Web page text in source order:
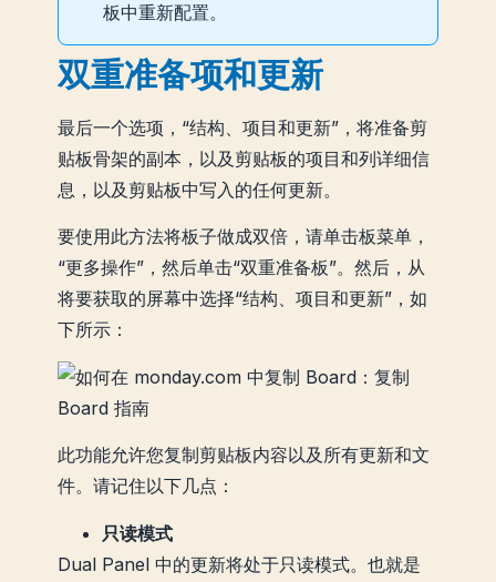
板中重新配置。
双重准备项和更新
最后一个选项，“结构、项目和更新”，将准备剪
贴板骨架的副本，以及剪贴板的项目和列详细信
息，以及剪贴板中写入的任何更新。
要使用此方法将板子做成双倍，请单击板菜单，
“更多操作”，然后单击“双重准备板”。然后，从
将要获取的屏幕中选择“结构、项目和更新”，如
下所示：
此功能允许您复制剪贴板内容以及所有更新和文
件。请记住以下几点：
只读模式
Dual Panel 中的更新将处于只读模式。也就是